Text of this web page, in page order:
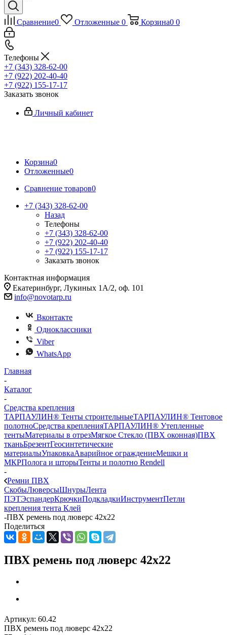
Сравнение0 Отложенные 0 Корзина0 0
Телефоны
+7 (343) 328-62-00
+7 (922) 202-40-40
+7 (922) 155-17-17
Заказать звонок
Личный кабинет
Корзина0
Отложенные0
Сравнение товаров0
+7 (343) 328-62-00
Назад
Телефоны
+7 (343) 328-62-00
+7 (922) 202-40-40
+7 (922) 155-17-17
Заказать звонок
Контактная информация
Екатеринбург, Лукиных 1А/2, оф. 101
info@novotarp.ru
Вконтакте
Одноклассники
Viber
WhatsApp
Главная
-
Каталог
-
Средства крепления
ТАРПАУЛИН® Тенты строительныеТАРПАУЛИН® Тентовое
полотноСредства крепленияТАРПАУЛИН® Утепленные
тентыМатериалы в отрезМягкое Стекло (ПВХ оконная)ПВХ
тканьБрезентГеосинтетические
материалыУпаковкаАварийное ограждениеМешки и
МКРПолога и шторыТенты и полотно Rendell
-
Ремни ПВХ
СкобыЛюверсыШнурыЛента
ПЭТЭспандерКрючкиПодкладкиИнструментПетли
крепления тента Клей
-ПВХ ремень под люверс 42x22
Поделиться
ПВХ ремень под люверс 42x22
Артикул: 60.42
ПВХ ремень под люверс 42x22